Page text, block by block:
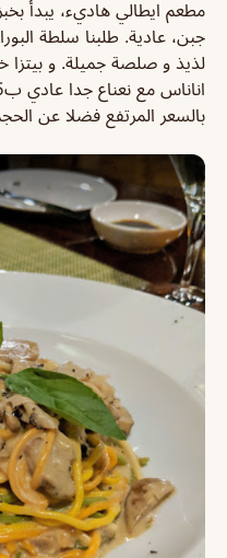
بالسعر المرتفع فضلا عن